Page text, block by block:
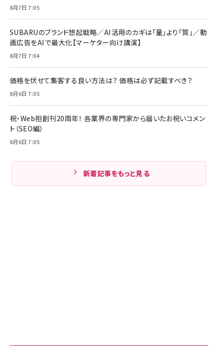
8月7日 7:05
SUBARUのブランド想起戦略／AI活用のカギは「量」より「質」／動
画広告をAIで最大化【マーケター向け講演】
8月7日 7:04
価格を伏せて集客する良い方法は？ 価格は必ず記載すべき？
8月6日 7:05
祝・Web担創刊20周年！ 各業界の専門家から届いたお祝いコメン
ト（SEO編）
8月6日 7:05
新着記事をもっと見る